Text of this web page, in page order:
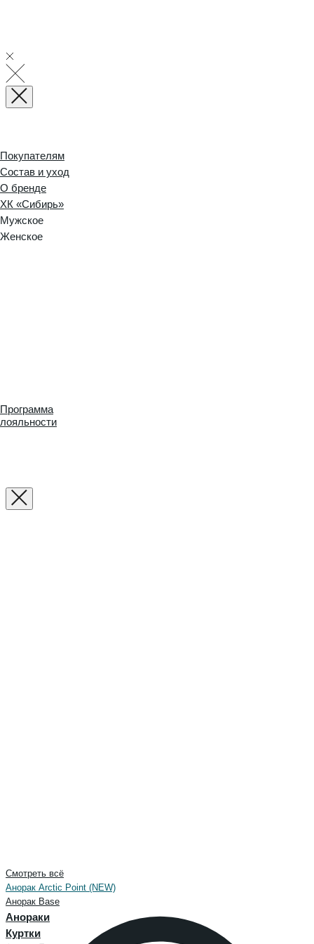
Покупателям
Состав и уход
О бренде
ХК «Сибирь»
Мужское
Женское
Программа
лояльности
Смотреть всё
Анорак Arctic Point (NEW)
Анорак Base
Анораки
Куртки